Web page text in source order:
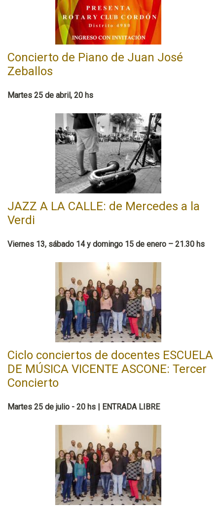
Concierto de Piano de Juan José
Zeballos
Martes 25 de abril, 20 hs
JAZZ A LA CALLE: de Mercedes a la
Verdi
Viernes 13, sábado 14 y domingo 15 de enero – 21.30 hs
Ciclo conciertos de docentes ESCUELA
DE MÚSICA VICENTE ASCONE: Tercer
Concierto
Martes 25 de julio - 20 hs | ENTRADA LIBRE